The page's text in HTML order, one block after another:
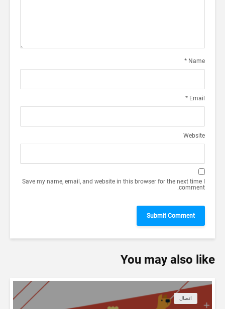
Name
*
Email
*
Website
Save my name, email, and website in this browser for the next time I
comment.
You may also like
اتصال